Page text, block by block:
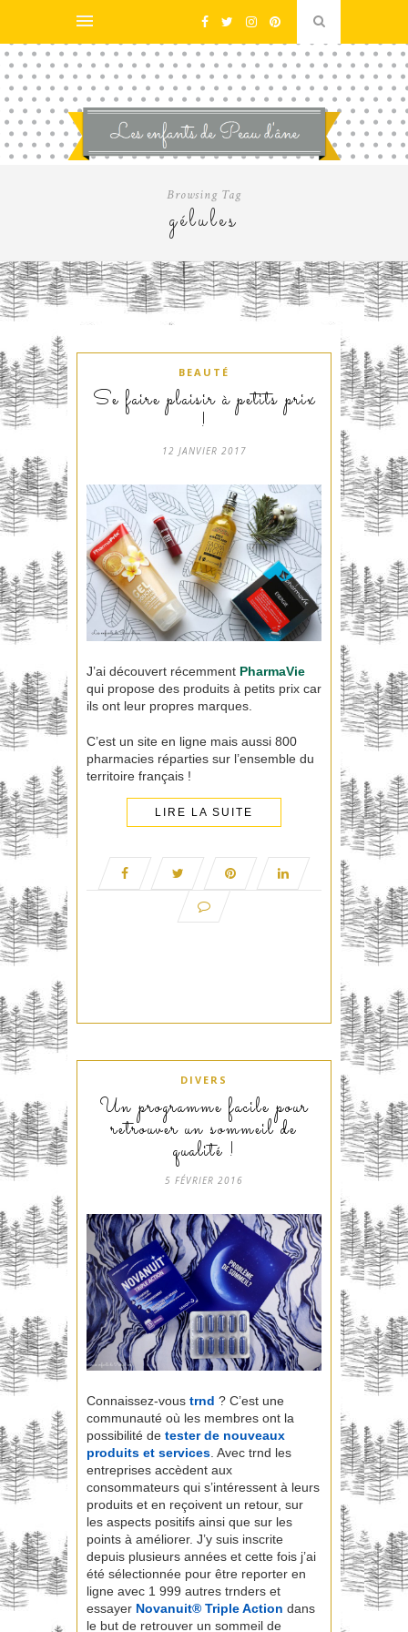
Browsing Tag
gélules
BEAUTÉ
Se faire plaisir à petits prix
!
12 JANVIER 2017
J’ai découvert récemment PharmaVie
qui propose des produits à petits prix car
ils ont leur propres marques.
C’est un site en ligne mais aussi 800
pharmacies réparties sur l’ensemble du
territoire français !
LIRE LA SUITE
DIVERS
Un programme facile pour
retrouver un sommeil de
qualité !
5 FÉVRIER 2016
Connaissez-vous trnd ? C’est une
communauté où les membres ont la
possibilité de tester de nouveaux
produits et services . Avec trnd les
entreprises accèdent aux
consommateurs qui s’intéressent à leurs
produits et en reçoivent un retour, sur
les aspects positifs ainsi que sur les
points à améliorer. J’y suis inscrite
depuis plusieurs années et cette fois j’ai
été sélectionnée pour être reporter en
ligne avec 1 999 autres trnders et
essayer Novanuit® Triple Action dans
le but de retrouver un sommeil de